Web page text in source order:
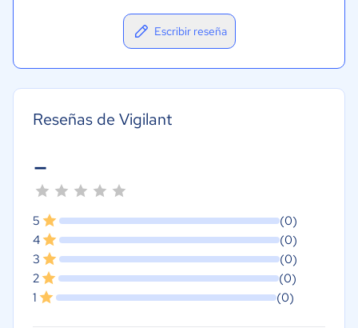
Escribir reseña
Reseñas de Vigilant
-
5
(0)
4
(0)
3
(0)
2
(0)
1
(0)